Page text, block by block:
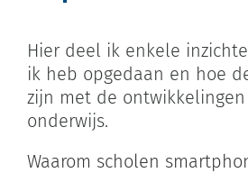
Hier deel ik enkele
ik heb opgedaan en hoe
zijn met de
onderwijs.
Waarom scholen